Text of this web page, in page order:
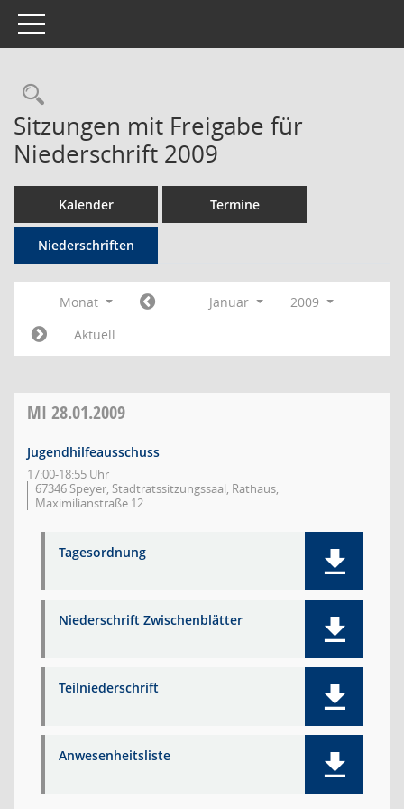
Toggle navigation
Rechercheauswahl
Sitzungen mit Freigabe für
Niederschrift 2009
Kalender Termine
Niederschriften
Monat Januar
2009
Aktuell
MI 28.01.2009
Jugendhilfeausschuss
17:00-18:55 Uhr
67346 Speyer, Stadtratssitzungssaal, Rathaus,
Maximilianstraße 12
Tagesordnung
Niederschrift Zwischenblätter
Teilniederschrift
Anwesenheitsliste